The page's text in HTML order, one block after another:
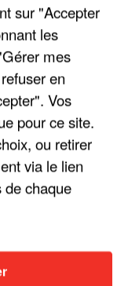
PARENTS
sur "Accepter
les
mes
en
Vos
pour ce site.
ou retirer
via le lien
de chaque